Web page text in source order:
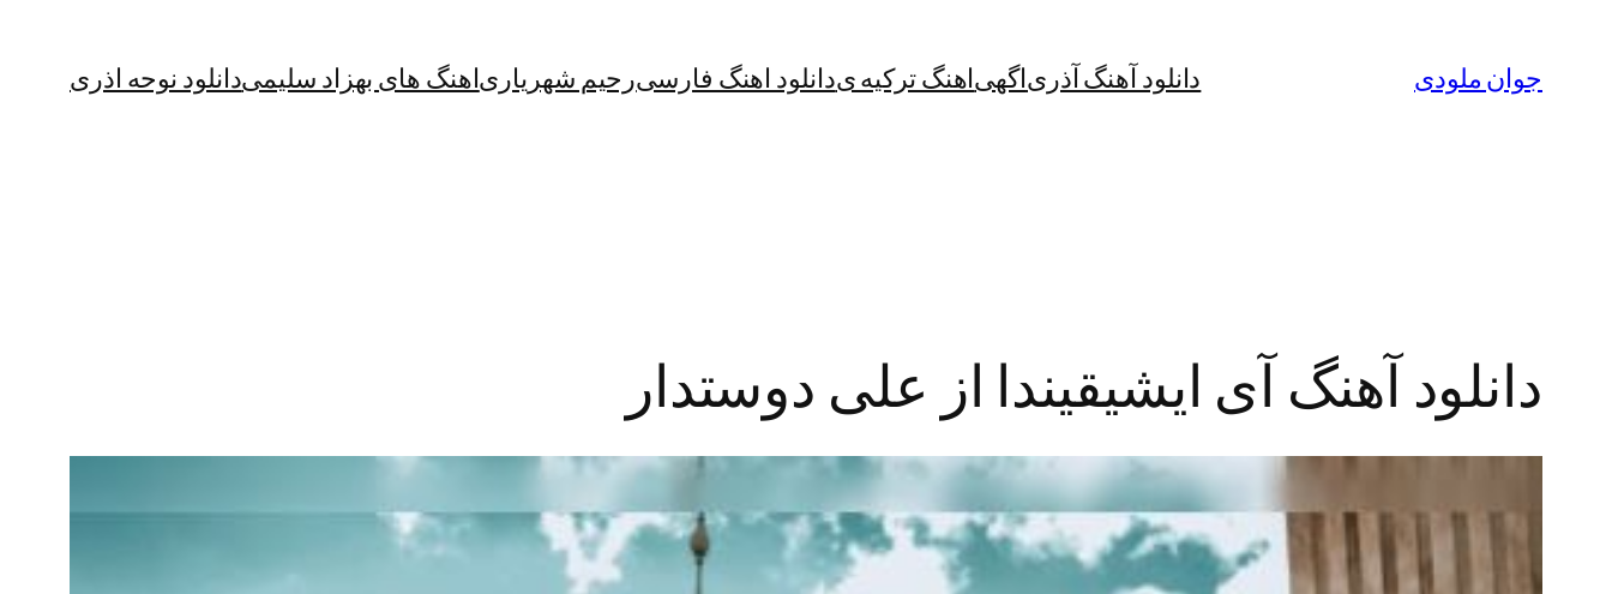
جوان ملودی دانلود آهنگ آذریاگهیاهنگ ترکیه یدانلود اهنگ فارسیرحیم شهریاریاهنگ های بهزاد سلیمیدانلود نوحه اذری
دانلود آهنگ آی ایشیقیندا از علی دوستدار